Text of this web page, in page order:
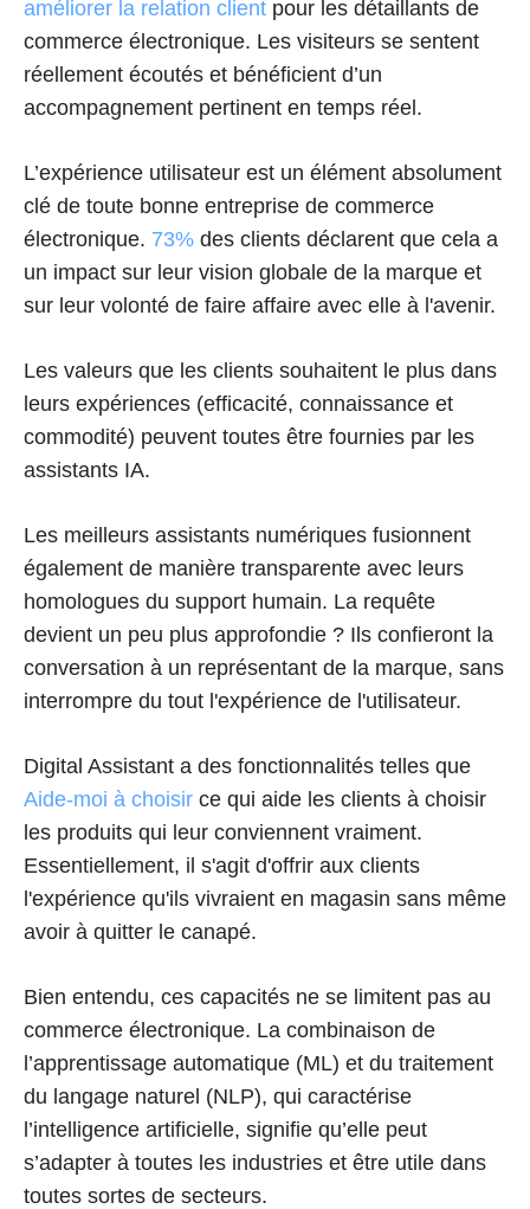
améliorer la relation client pour les détaillants de
commerce électronique. Les visiteurs se sentent
réellement écoutés et bénéficient d’un
accompagnement pertinent en temps réel.
L’expérience utilisateur est un élément absolument
clé de toute bonne entreprise de commerce
électronique. 73% des clients déclarent que cela a
un impact sur leur vision globale de la marque et
sur leur volonté de faire affaire avec elle à l'avenir.
Les valeurs que les clients souhaitent le plus dans
leurs expériences (efficacité, connaissance et
commodité) peuvent toutes être fournies par les
assistants IA.
Les meilleurs assistants numériques fusionnent
également de manière transparente avec leurs
homologues du support humain. La requête
devient un peu plus approfondie ? Ils confieront la
conversation à un représentant de la marque, sans
interrompre du tout l'expérience de l'utilisateur.
Digital Assistant a des fonctionnalités telles que
Aide-moi à choisir ce qui aide les clients à choisir
les produits qui leur conviennent vraiment.
Essentiellement, il s'agit d'offrir aux clients
l'expérience qu'ils vivraient en magasin sans même
avoir à quitter le canapé.
Bien entendu, ces capacités ne se limitent pas au
commerce électronique. La combinaison de
l’apprentissage automatique (ML) et du traitement
du langage naturel (NLP), qui caractérise
l’intelligence artificielle, signifie qu’elle peut
s’adapter à toutes les industries et être utile dans
toutes sortes de secteurs.